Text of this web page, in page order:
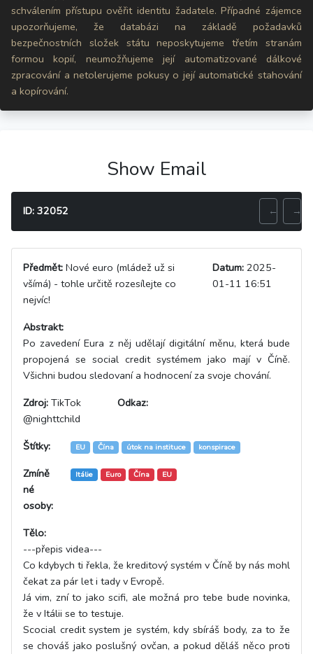
schválením přístupu ověřit identitu žadatele. Případné zájemce
upozorňujeme, že databázi na základě požadavků
bezpečnostních složek státu neposkytujeme třetím stranám
formou kopií, neumožňujeme její automatizované dálkové
zpracování a netolerujeme pokusy o její automatické stahování
a kopírování.
Show Email
ID: 32052 ← →
Předmět: Nové euro (mládež už si
všímá) - tohle určitě rozesílejte co
nejvíc!
Datum:2025-
01-11 16:51
Abstrakt:
Po zavedení Eura z něj udělají digitální měnu, která bude
propojená se social credit systémem jako mají v Číně.
Všichni budou sledovaní a hodnocení za svoje chování.
Zdroj: TikTok
@nighttchild
Odkaz:
Štítky: EU Čína útok na instituce konspirace
Zmíně
né
osoby:
Itálie Euro Čína EU
Tělo:
---přepis videa---
Co kdybych ti řekla, že kreditový systém v Číně by nás mohl
čekat za pár let i tady v Evropě.
Já vim, zní to jako scifi, ale možná pro tebe bude novinka,
že v Itálii se to testuje.
Scocial credit system je systém, kdy sbíráš body, za to že
se chováš jako poslušný ovčan, a pokud děláš něco proti